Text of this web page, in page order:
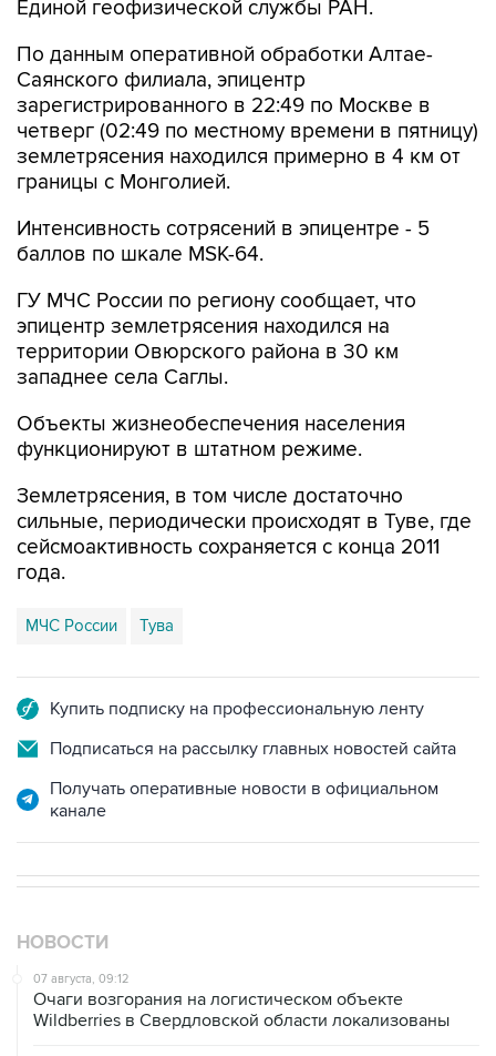
Единой геофизической службы РАН.
По данным оперативной обработки Алтае-
Саянского филиала, эпицентр
зарегистрированного в 22:49 по Москве в
четверг (02:49 по местному времени в пятницу)
землетрясения находился примерно в 4 км от
границы с Монголией.
Интенсивность сотрясений в эпицентре - 5
баллов по шкале MSK-64.
ГУ МЧС России по региону сообщает, что
эпицентр землетрясения находился на
территории Овюрского района в 30 км
западнее села Саглы.
Объекты жизнеобеспечения населения
функционируют в штатном режиме.
Землетрясения, в том числе достаточно
сильные, периодически происходят в Туве, где
сейсмоактивность сохраняется с конца 2011
года.
МЧС России Тува
Купить подписку на профессиональную ленту
Подписаться на рассылку главных новостей сайта
Получать оперативные новости в официальном
канале
НОВОСТИ
07 августа, 09:12
Очаги возгорания на логистическом объекте
Wildberries в Свердловской области локализованы